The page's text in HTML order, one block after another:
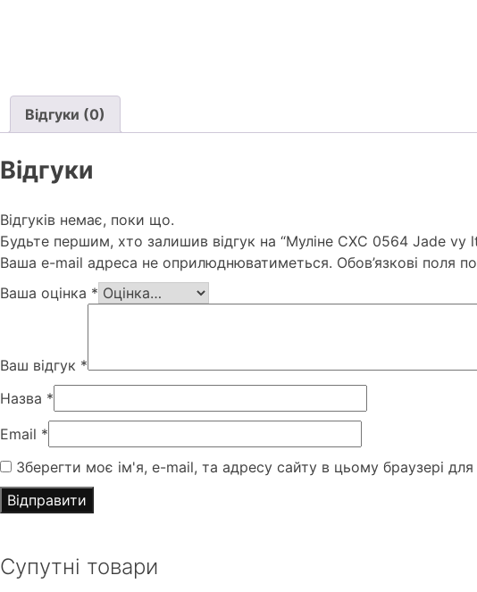
Відгуки (0)
Відгуки
Відгуків немає, поки що.
Будьте першим, хто залишив відгук на “Муліне СХС 0564 Jade vy
Ваша e-mail адреса не оприлюднюватиметься. Обов’язкові поля
Ваша оцінка *
Ваш відгук *
Назва *
Email *
Зберегти моє ім'я, e-mail, та адресу сайту в цьому браузері
Супутні товари